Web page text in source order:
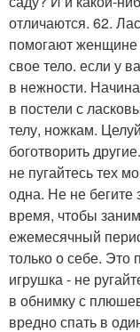
отличаются. 62.
помогают женщине
свое тело. если у
в нежности.
в постели с
телу, ножкам.
боготворить
не пугайтесь тех
одна. Не не бегите
время, чтобы
ежемесячный
только о себе. Это
игрушка - не
в обнимку с
вредно спать в